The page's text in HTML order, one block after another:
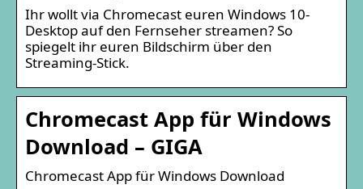
Ihr wollt via Chromecast euren Windows 10-
Desktop auf den Fernseher streamen? So
spiegelt ihr euren Bildschirm über den
Streaming-Stick.
Chromecast App für Windows
Download – GIGA
Chromecast App für Windows Download